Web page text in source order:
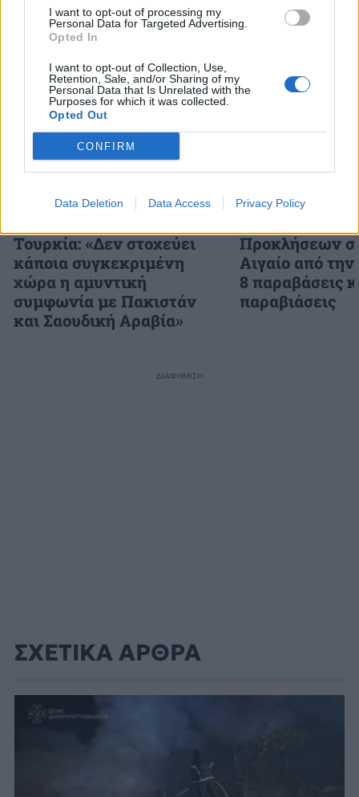
I want to opt-out of processing my
Personal Data for Targeted Advertising.
Opted In
I want to opt-out of Collection, Use,
Retention, Sale, and/or Sharing of my
Personal Data that Is Unrelated with the
Purposes for which it was collected.
Opted Out
CONFIRM
Data Deletion Data Access Privacy Policy
Διάβασε επίσης
Τουρκία: «Δεν στοχεύει
κάποια συγκεκριμένη
χώρα η αμυντική
συμφωνία με Πακιστάν
και Σαουδική Αραβία»
Προκλήσεων
Αιγαίο από
8 παραβάσεις
παραβιάσεις
ΔΙΑΦΗΜΙΣΗ
ΣΧΕΤΙΚΑ ΑΡΘΡΑ